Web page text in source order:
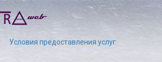
Условия предоставления услуг